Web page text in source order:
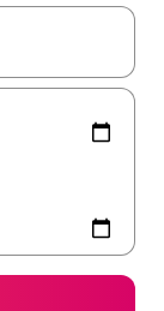
navegar